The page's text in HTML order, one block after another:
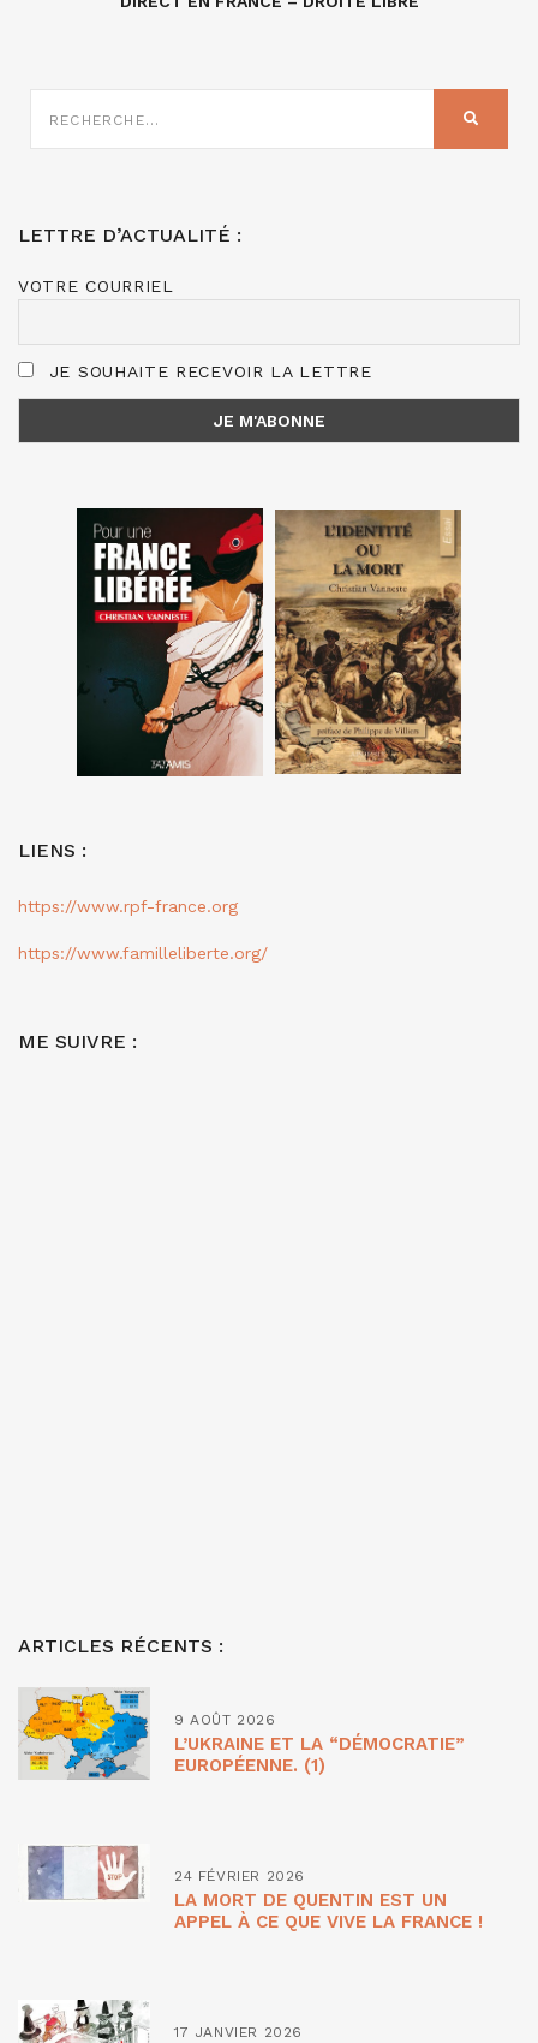
SUR
LETTRE D’ACTUALITÉ :
VOTRE COURRIEL
JE SOUHAITE RECEVOIR LA LETTRE
LIENS :
https://www.rpf-france.org
https://www.familleliberte.org/
ME SUIVRE :
ARTICLES RÉCENTS :
9 AOÛT 2026
L’UKRAINE ET LA “DÉMOCRATIE”
EUROPÉENNE. (1)
24 FÉVRIER 2026
LA MORT DE QUENTIN EST UN
APPEL À CE QUE VIVE LA FRANCE !
17 JANVIER 2026